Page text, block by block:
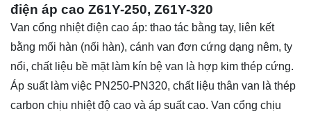
điện áp cao Z61Y-250, Z61Y-320
Van cổng nhiệt điện cao áp: thao tác bằng tay, liên kết
bằng mối hàn (nối hàn), cánh van đơn cứng dạng nêm, ty
nổi, chất liệu bề mặt làm kín bệ van là hợp kim thép cứng.
Áp suất làm việc PN250-PN320, chất liệu thân van là thép
carbon chịu nhiệt độ cao và áp suất cao. Van cổng chịu